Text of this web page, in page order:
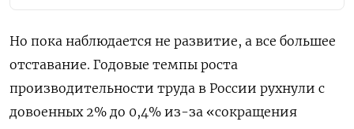
Но пока наблюдается не развитие, а все большее
отставание. Годовые темпы роста
производительности труда в России рухнули с
довоенных 2% до 0,4% из-за «сокращения